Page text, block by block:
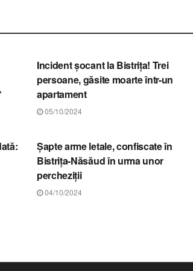
Incident șocant la Bistrița! Trei
persoane, găsite moarte într-un
apartament
05/10/2024
Șapte arme letale, confiscate în
Bistrița-Năsăud în urma unor
percheziții
04/10/2024